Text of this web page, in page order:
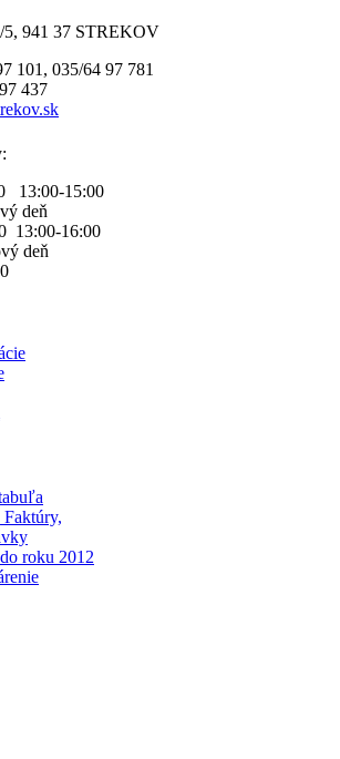
5, 941 37 STREKOV
101, 035/64 97 781
437
13:00-15:00
deň
13:00-16:00
deň
roku 2012